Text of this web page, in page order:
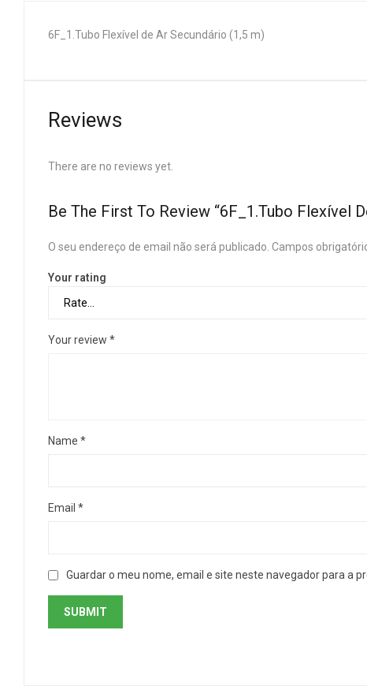
6F_1.Tubo Flexível de Ar Secundário (1,5 m)
Reviews
There are no reviews yet.
Be The First To Review “6F_1.Tubo Flexível
O seu endereço de email não será publicado. Campos
Your rating
Your review *
Name *
Email *
Guardar o meu nome, email e site neste navegador para a